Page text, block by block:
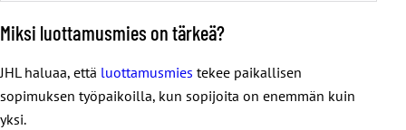
Miksi luottamusmies on tärkeä?
JHL haluaa, että luottamusmies tekee paikallisen
sopimuksen työpaikoilla, kun sopijoita on enemmän kuin
yksi.